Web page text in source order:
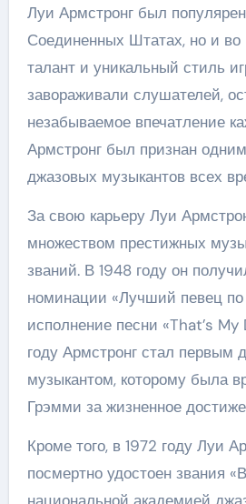
Луи Армстронг был
Соединенных Штатах, но и во
талант и уникальный стиль
завораживали слушателей,
незабываемое впечатление
Армстронг был признан
джазовых музыкантов всех
За свою карьеру Луи
множеством престижных
званий. В 1948 году он
номинации «Лучший певец по
исполнение песни «That’s
году Армстронг стал первым
музыкантом, которому была
Грэмми за жизненное
Кроме того, в 1972 году Луи
посмертно удостоен звания